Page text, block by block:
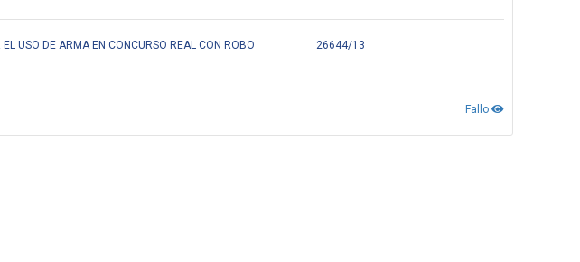
USO DE ARMA EN CONCURSO REAL CON ROBO
26644/13
Fallo